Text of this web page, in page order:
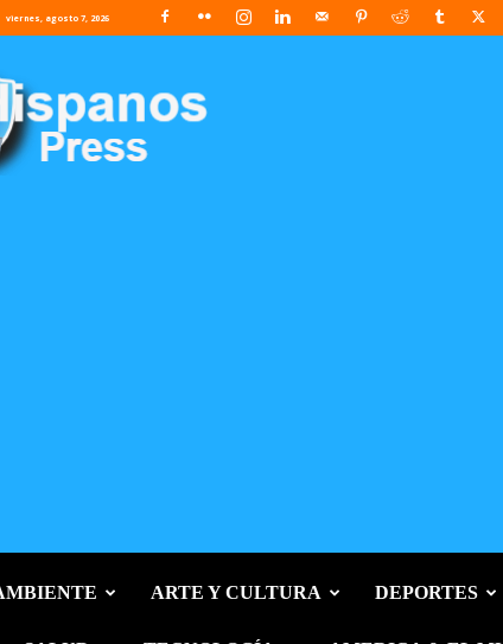
viernes, agosto 7, 2026
Press
ARTE Y CULTURA DEPORTES